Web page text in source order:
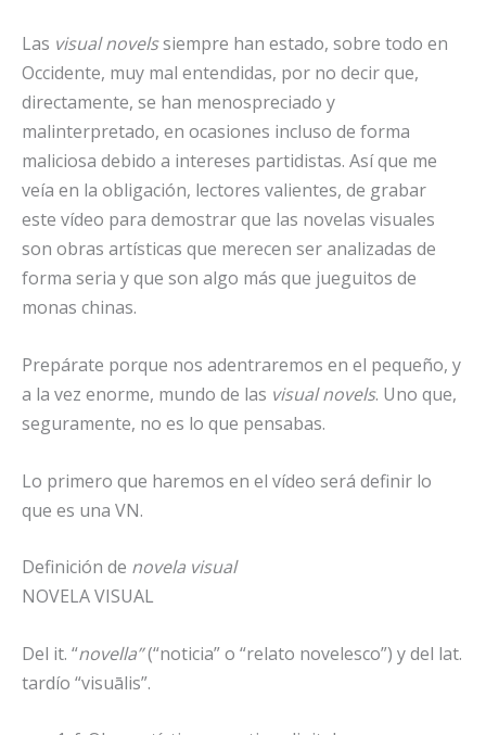
Las visual novelssiempre han estado, sobre todo en
Occidente, muy mal entendidas, por no decir que,
directamente, se han menospreciado y
malinterpretado, en ocasiones incluso de forma
maliciosa debido a intereses partidistas. Así que me
veía en la obligación, lectores valientes, de grabar
este vídeo para demostrar que las novelas visuales
son obras artísticas que merecen ser analizadas de
forma seria y que son algo más que jueguitos de
monas chinas.
Prepárate porque nos adentraremos en el pequeño, y
a la vez enorme, mundo de las visual novels. Uno que,
seguramente, no es lo que pensabas.
Lo primero que haremos en el vídeo será definir lo
que es una VN.
Definición de novela visual
NOVELA VISUAL
Del it. “novella”(“noticia” o “relato novelesco”) y del lat.
tardío “visuālis”.